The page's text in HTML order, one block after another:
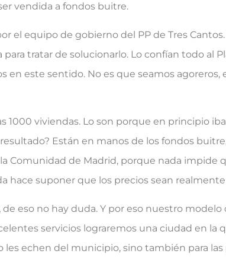
vendida a fondos buitre.
equipo de gobierno del PP de Tres Cantos.
tratar de solucionarlo. Lo confían todo al
este sentido. No es que seamos agoreros,
viviendas. Lo son porque en principio
Están en manos de los fondos
Comunidad de Madrid, porque nada impide
hace suponer que los precios sean
no hay duda. Y por eso nuestro modelo
servicios lograremos una ciudad en la
les echen del municipio, sino también para